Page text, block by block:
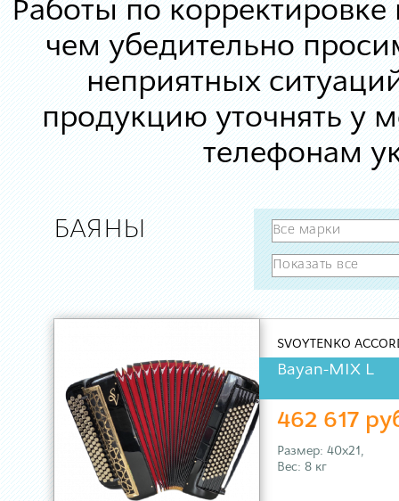
Работы по корректировке
чем убедительно
неприятных
продукцию уточнять у
телефонам
БАЯНЫ
SVOYTENKO
Bayan-MIX L
462 617
Размер: 40х21,
Вес: 8 кг